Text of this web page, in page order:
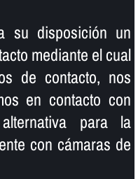
su disposición un
mediante el cual
de contacto, nos
en contacto con
para la
con cámaras de